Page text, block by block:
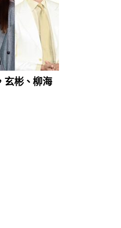
玄彬、柳海